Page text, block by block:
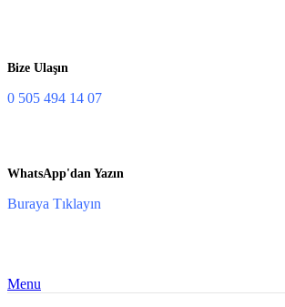
Bize Ulaşın
0 505 494 14 07
WhatsApp'dan Yazın
Buraya Tıklayın
Menu